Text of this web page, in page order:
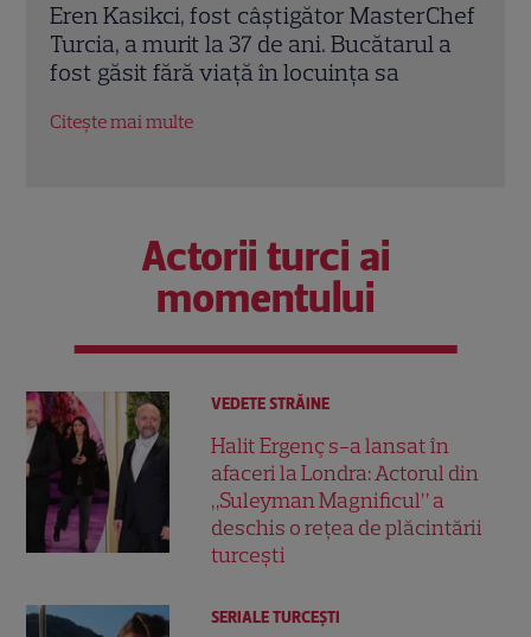
Trei cupluri revin la „Insula Iubirii –
Reuniuni”. Ce se întâmplă când se
întâlnesc din nou cu Radu Vâlcan
Citește mai multe
Actorii turci ai
momentului
VEDETE STRĂINE
Halit Ergenç s-a lansat în
afaceri la Londra: Actorul din
„Suleyman Magnificul” a
deschis o rețea de plăcintării
turcești
SERIALE TURCEŞTI